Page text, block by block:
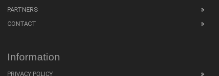
PARTNERS
CONTACT
Information
PRIVACY POLICY